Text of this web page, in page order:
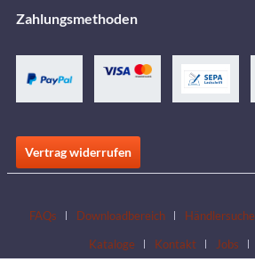
Zahlungsmethoden
Vertrag widerrufen
FAQs Downloadbereich Händlersuche
Kataloge
Kontakt Jobs